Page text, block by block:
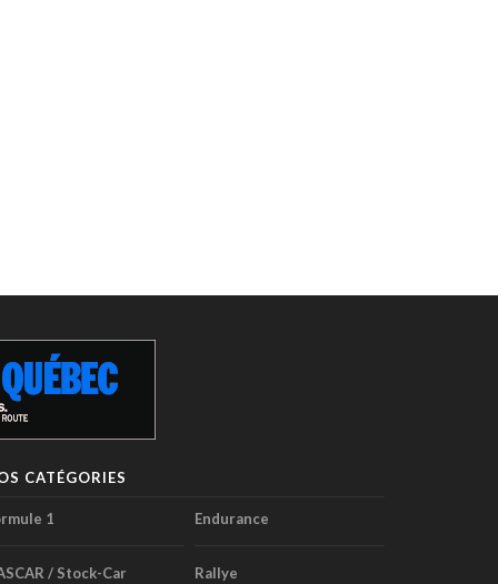
CATÉGORIES
1 Endurance
/ Stock-Car Rallye